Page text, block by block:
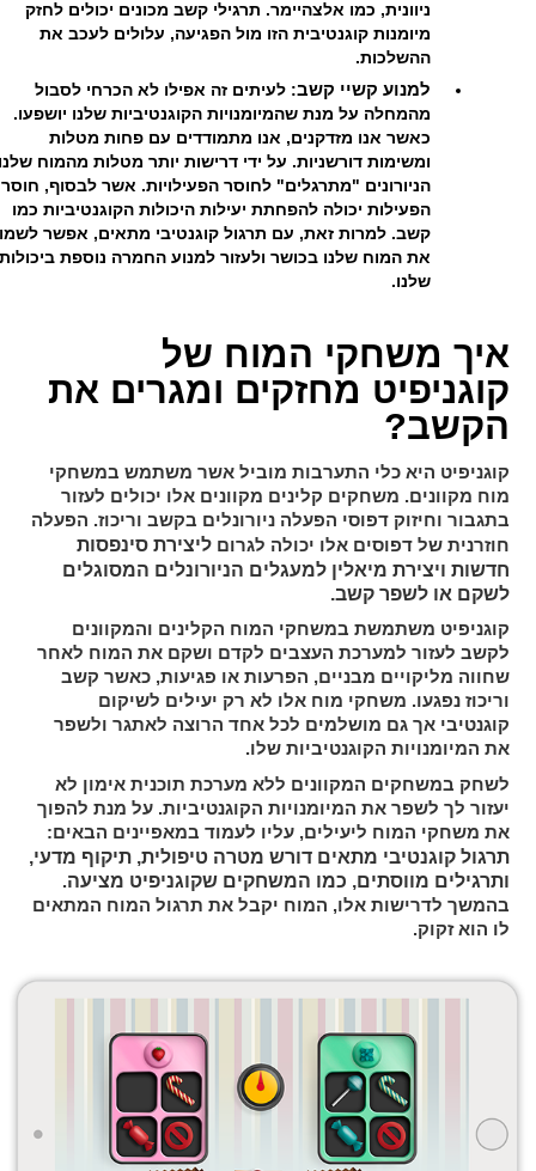
ניוונית, כמו אלצהיימר. תרגילי קשב מכונים יכולים לחזק
מיומנות קוגנטיבית הזו מול הפגיעה, עלולים לעכב את
ההשלכות.
למנוע קשיי קשב: לעיתים זה אפילו לא הכרחי לסבול
מהמחלה על מנת שהמיומנויות הקוגנטיביות שלנו יושפעו.
כאשר אנו מזדקנים, אנו מתמודדים עם פחות מטלות
ומשימות דורשניות. על ידי דרישות יותר מטלות מהמוח
הניורונים "מתרגלים" לחוסר הפעילויות. אשר לבסוף, חוסר
הפעילות יכולה להפחתת יעילות היכולות הקוגנטיביות כמו
קשב. למרות זאת, עם תרגול קוגנטיבי מתאים, אפשר
את המוח שלנו בכושר ולעזור למנוע החמרה נוספת ביכולות
שלנו.
איך משחקי המוח של
קוגניפיט מחזקים ומגרים את
הקשב?
קוגניפיט היא כלי התערבות מוביל אשר משתמש במשחקי
מוח מקוונים. משחקים קלינים מקוונים אלו יכולים לעזור
בתגבור וחיזוק דפוסי הפעלה ניורונלים בקשב וריכוז. הפעלה
חוזרנית של דפוסים אלו יכולה לגרוםליצירת סינפסות
חדשות ויצירת מיאלין למעגלים הניורונלים המסוגלים
לשקם או לשפר קשב.
קוגניפיט משתמשת במשחקי המוח הקלינים והמקוונים
לקשב לעזור למערכת העצבים לקדם ושקם את המוח לאחר
שחווה מליקויים מבניים, הפרעות או פגיעות, כאשר קשב
וריכוז נפגעו. משחקי מוח אלו לא רק יעילים לשיקום
קוגנטיבי אך גם מושלמים לכל אחד הרוצה לאתגר ולשפר
את המיומנויות הקוגנטיביות שלו.
לשחק במשחקים המקוונים ללא מערכת תוכנית אימון לא
יעזור לך לשפר את המיומנויות הקוגנטיביות. על מנת להפוך
את משחקי המוח ליעילים, עליו לעמוד במאפיינים הבאים:
תרגול קוגנטיבי מתאים דורש מטרה טיפולית, תיקוף מדעי,
ותרגילים מווסתים, כמו המשחקים שקוגניפיט מציעה.
בהמשך לדרישות אלו, המוח יקבל את תרגול המוח המתאים
לו הוא זקוק.